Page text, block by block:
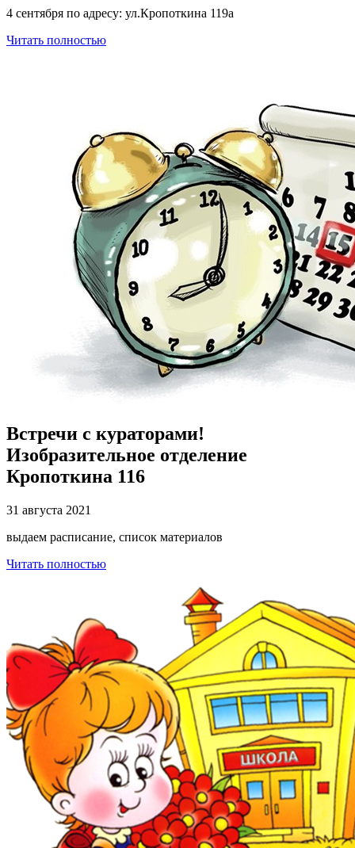
4 сентября по адресу: ул.Кропоткина 119а
Читать полностью
Встречи с кураторами!
Изобразительное отделение
Кропоткина 116
31 августа 2021
выдаем расписание, список материалов
Читать полностью